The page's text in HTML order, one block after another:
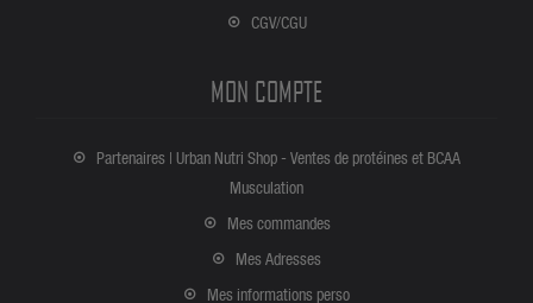
CGV/CGU
MON COMPTE
Partenaires | Urban Nutri Shop - Ventes de protéines et BCAA
Musculation
Mes commandes
Mes Adresses
Mes informations perso